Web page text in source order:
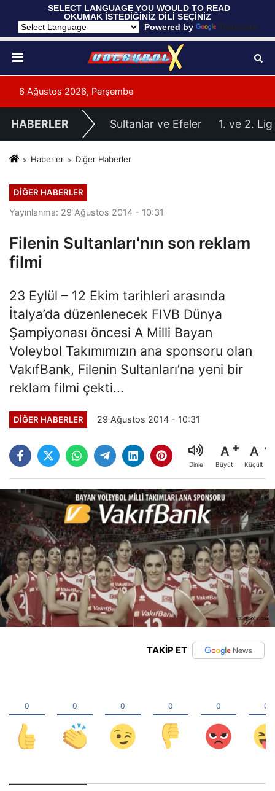
SELECT LANGUAGE YOU WOULD TO READ
OKUMAK İSTEDİĞİNİZ DİLİ SEÇİNİZ
Powered by
Translate
6 Ağustos 2026, Perşembe
HABERLER Sultanlar ve Efeler 1. ve 2. Lig
Haberler Diğer Haberler
DIĞER HABERLER
Yayınlanma: 29 Ağustos 2014 - 10:31
Filenin Sultanları'nın son reklam
filmi
23 Eylül – 12 Ekim tarihleri arasında
İtalya’da düzenlenecek FIVB Dünya
Şampiyonası öncesi A Milli Bayan
Voleybol Takımımızın ana sponsoru olan
VakıfBank, Filenin Sultanları’na yeni bir
reklam filmi çekti...
DIĞER HABERLER 29 Ağustos 2014 - 10:31
Dinle
A
Büyüt
A
Küçült
TAKİP ET